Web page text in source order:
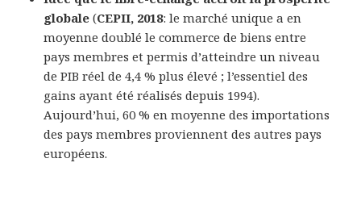
globale(CEPII, 2018: le marché unique a en
moyenne doublé le commerce de biens entre
pays membres et permis d’atteindre un niveau
de PIB réel de 4,4 % plus élevé ; l’essentiel des
gains ayant été réalisés depuis 1994).
Aujourd’hui, 60 % en moyenne des importations
des pays membres proviennent des autres pays
européens.